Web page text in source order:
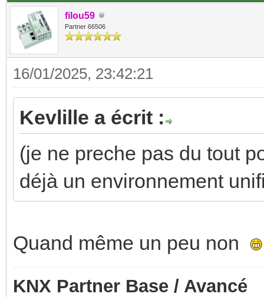
filou59
Partner 66506
16/01/2025, 23:42:21
Kevlille a écrit :
(je ne preche pas du tout
déjà un environnement
Quand même un peu non
KNX Partner Base / Avancé